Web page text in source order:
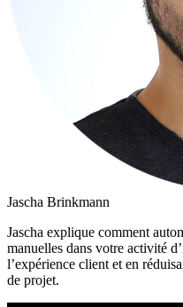
Jascha Brinkmann
Jascha explique comment
manuelles dans votre activité
l’expérience client et en
de projet.